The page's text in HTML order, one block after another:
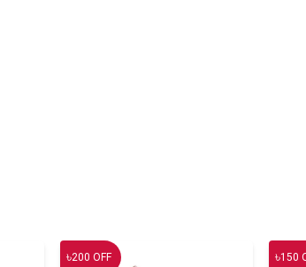
৳200 OFF ৳150